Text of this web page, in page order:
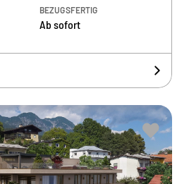
BEZUGSFERTIG
Ab sofort